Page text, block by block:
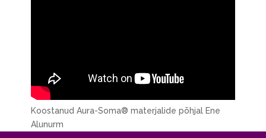
Koostanud Aura-Soma® materjalide põhjal Ene
Alunurm